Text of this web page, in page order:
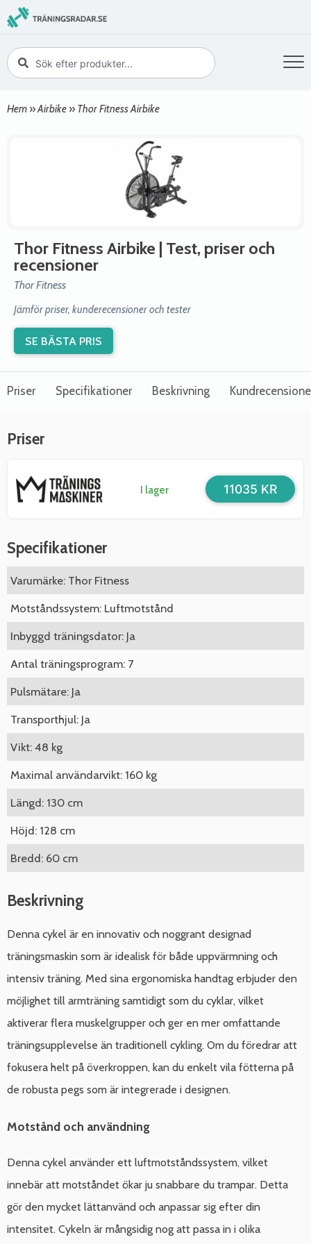
Hem »Airbike » Thor Fitness Airbike
Thor Fitness Airbike | Test, priser och
recensioner
Thor Fitness
Jämför priser, kunderecensioner och tester
SE BÄSTA PRIS
Priser Specifikationer Beskrivning
Priser
I lager 11035 KR
Specifikationer
Varumärke: Thor Fitness
Motståndssystem: Luftmotstånd
Inbyggd träningsdator: Ja
Antal träningsprogram: 7
Pulsmätare: Ja
Transporthjul: Ja
Vikt: 48 kg
Maximal användarvikt: 160 kg
Längd: 130 cm
Höjd: 128 cm
Bredd: 60 cm
Beskrivning
Denna cykel är en innovativ och noggrant designad
träningsmaskin som är idealisk för både uppvärmning och
intensiv träning. Med sina ergonomiska handtag erbjuder den
möjlighet till armträning samtidigt som du cyklar, vilket
aktiverar flera muskelgrupper och ger en mer omfattande
träningsupplevelse än traditionell cykling. Om du föredrar att
fokusera helt på överkroppen, kan du enkelt vila fötterna på
de robusta pegs som är integrerade i designen.
Motstånd och användning
Denna cykel använder ett luftmotståndssystem, vilket
innebär att motståndet ökar ju snabbare du trampar. Detta
gör den mycket lättanvänd och anpassar sig efter din
intensitet. Cykeln är mångsidig nog att passa in i olika